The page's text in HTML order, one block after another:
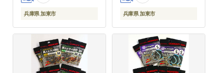
兵庫県 加東市 兵庫県 加東市